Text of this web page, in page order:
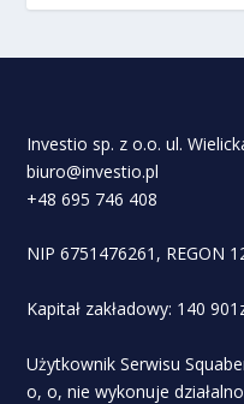
Investio sp. z o.o. ul.
biuro@investio.pl
+48 695 746 408
NIP 6751476261, REGON
Kapitał zakładowy: 140
Użytkownik Serwisu
o, o, nie wykonuje